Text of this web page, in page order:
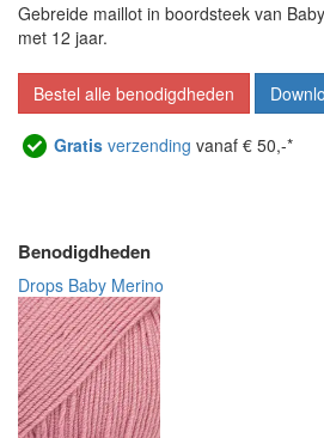
Gebreide maillot in boordsteek van
met 12 jaar.
Bestel alle benodigdheden
Gratis verzending vanaf € 50,-*
Benodigdheden
Drops Baby Merino